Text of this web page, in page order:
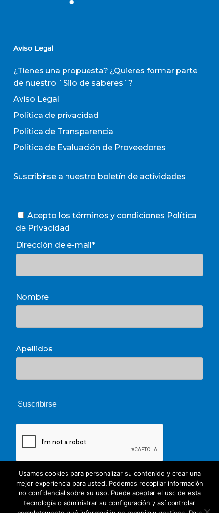
Aviso Legal
¿Tienes una propuesta? ¿Quieres formar parte
de nuestro `Silo de saberes´?
Aviso Legal
Política de privacidad
Política de Transparencia
Política de Evaluación de Proveedores
Suscribirse a nuestro boletín de actividades
Acepto los términos y condiciones Política
de Privacidad
Dirección de e-mail*
Nombre
Apellidos
Usamos cookies para personalizar su contenido y crear una
mejor experiencia para usted. Podemos recopilar información
no confidencial sobre su uso. Puede aceptar el uso de esta
tecnología o administrar su configuración y así controlar